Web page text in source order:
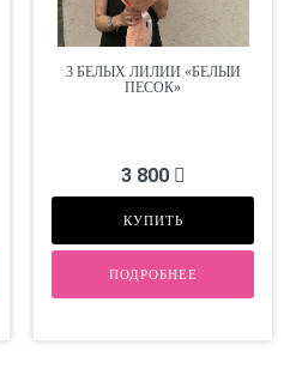
3 БЕЛЫХ ЛИЛИИ «БЕЛЫЙ
ПЕСОК»
3 800
КУПИТЬ
ПОДРОБНЕЕ